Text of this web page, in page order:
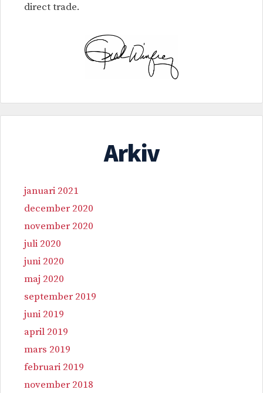
direct trade.
Arkiv
januari 2021
december 2020
november 2020
juli 2020
juni 2020
maj 2020
september 2019
juni 2019
april 2019
mars 2019
februari 2019
november 2018